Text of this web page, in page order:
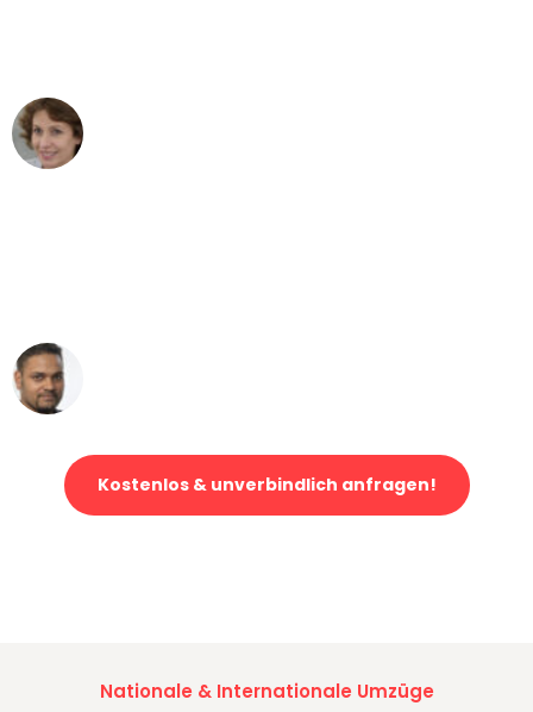
Kostenlos & unverbindlich anfragen!
Nationale & Internationale Umzüge